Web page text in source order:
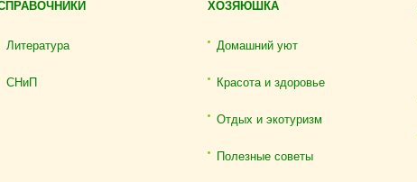
Литература
СНиП
ХОЗЯЮШКА
Домашний уют
Красота и здоровье
Отдых и экотуризм
Полезные советы